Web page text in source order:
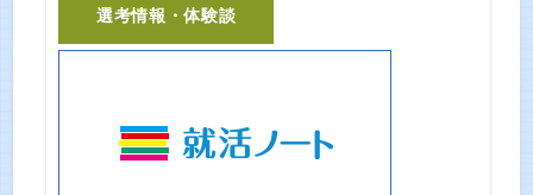
選考情報・体験談